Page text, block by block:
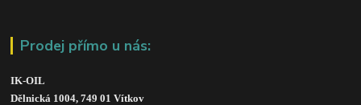
Prodej přímo u nás:
IK-OIL
Dělnická 1004, 749 01 Vítkov